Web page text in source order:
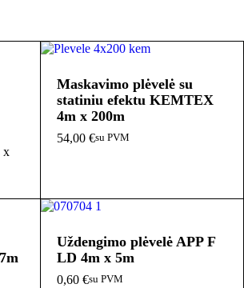
x
Maskavimo plėvelė su
statiniu efektu KEMTEX
4m x 200m
54,00 €su PVM
Uždengimo plėvelė APP F
LD 4m x 5m
0,60 €su PVM